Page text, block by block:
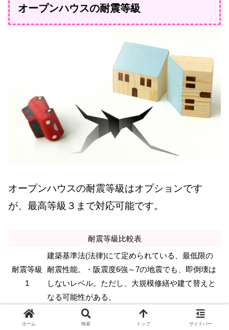
オープンハウスの耐震等級
オープンハウスの耐震等級はオプションです
が、最高等級３まで対応可能です。
耐震等級比較表
耐震等級
1
建築基準法(法律)にて定められている、最低限の
耐震性能。・阪震度6強～7の地震でも、即倒壊は
しないレベル。ただし、大規模修繕や建て替えと
なる可能性がある。
耐震等級
等級１の1.25倍の耐震性能。震度6強～7の地震で
も、一定の補修程度で住み続けられるレベル。学
ホーム 検索 トップ サイドバー